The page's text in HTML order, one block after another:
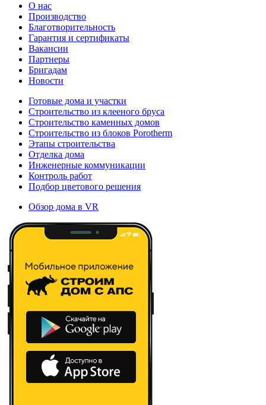
О нас
Производство
Благотворительность
Гарантия и сертификаты
Вакансии
Партнеры
Бригадам
Новости
Готовые дома и участки
Строительство из клееного бруса
Строительство каменных домов
Строительство из блоков Porotherm
Этапы строительства
Отделка дома
Инженерные коммуникации
Контроль работ
Подбор цветового решения
Обзор дома в VR